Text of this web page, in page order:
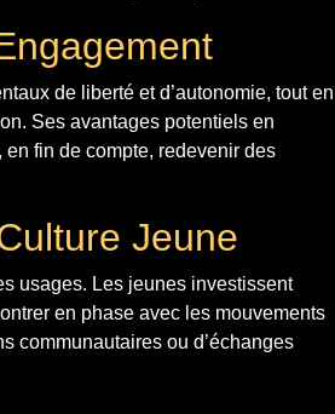
de liberté et d’autonomie, tout en
Ses avantages potentiels en
en fin de compte, redevenir des
Jeune
usages. Les jeunes investissent
en phase avec les mouvements
communautaires ou d’échanges